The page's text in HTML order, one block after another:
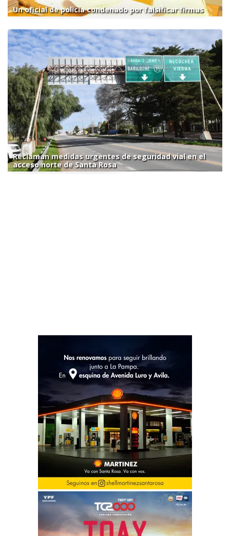
Un oficial de policía condenado por falsificar firmas
Reclaman medidas urgentes de seguridad vial en el
acceso norte de Santa Rosa